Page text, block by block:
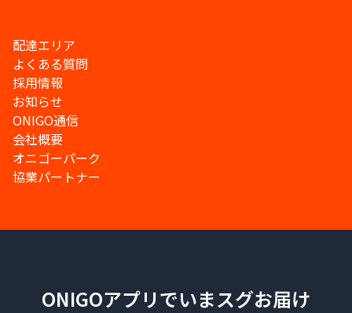
配達エリア
よくある質問
採用情報
お知らせ
ONIGO通信
会社概要
オニゴーパーク
協業パートナー
ONIGOアプリでいまスグお届け